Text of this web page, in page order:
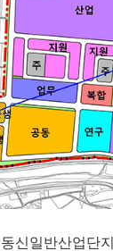
신일반산업단